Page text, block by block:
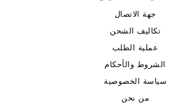
جهة الاتصال
تكاليف الشحن
عملية الطلب
الشروط والأحكام
سياسة الخصوصية
من نحن